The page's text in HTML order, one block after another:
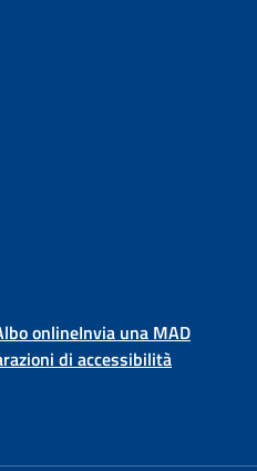
onlineInvia una MAD
di accessibilità